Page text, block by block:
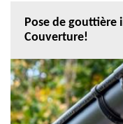
Pose de gouttière
Couverture!